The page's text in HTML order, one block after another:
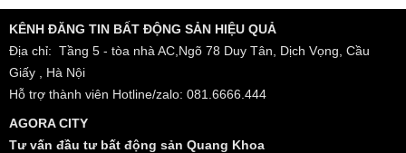
KÊNH ĐĂNG TIN BẤT ĐỘNG SẢN HIỆU QUẢ
Địa chỉ: Tầng 5 - tòa nhà AC,Ngõ 78 Duy Tân, Dịch Vọng, Cầu
Giấy , Hà Nội
Hỗ trợ thành viên Hotline/zalo: 081.6666.444
AGORA CITY
Tư vấn đầu tư bất động sản Quang Khoa